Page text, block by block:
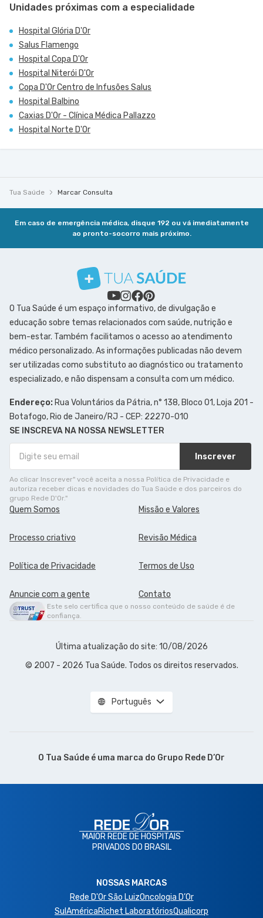
Unidades próximas com a especialidade
Hospital Glória D'Or
Salus Flamengo
Hospital Copa D'Or
Hospital Niterói D'Or
Copa D'Or Centro de Infusões Salus
Hospital Balbino
Caxias D'Or - Clínica Médica Pallazzo
Hospital Norte D'Or
Tua Saúde Marcar Consulta
Em caso de emergência médica, disque 192 ou vá imediatamente
ao pronto-socorro mais próximo.
O Tua Saúde é um espaço informativo, de divulgação e
educação sobre temas relacionados com saúde, nutrição e
bem-estar. Também facilitamos o acesso ao atendimento
médico personalizado. As informações publicadas não devem
ser utilizadas como substituto ao diagnóstico ou tratamento
especializado, e não dispensam a consulta com um médico.
Endereço: Rua Voluntários da Pátria, n° 138, Bloco 01, Loja 201 -
Botafogo, Rio de Janeiro/RJ - CEP: 22270-010
SE INSCREVA NA NOSSA NEWSLETTER
Inscrever
Ao clicar Inscrever" você aceita a nossa Política de Privacidade e
autoriza receber dicas e novidades do Tua Saúde e dos parceiros do
grupo Rede D'Or."
Quem Somos Missão e Valores
Processo criativo Revisão Médica
Política de Privacidade Termos de Uso
Anuncie com a gente Contato
Este selo certifica que o nosso conteúdo de saúde é de
confiança.
Última atualização do site: 10/08/2026
© 2007 - 2026 Tua Saúde. Todos os direitos reservados.
Português
O Tua Saúde é uma marca do Grupo Rede D’Or
MAIOR REDE DE HOSPITAIS
PRIVADOS DO BRASIL
NOSSAS MARCAS
Rede D'Or São LuizOncologia D’Or
SulAméricaRichet LaboratóriosQualicorp